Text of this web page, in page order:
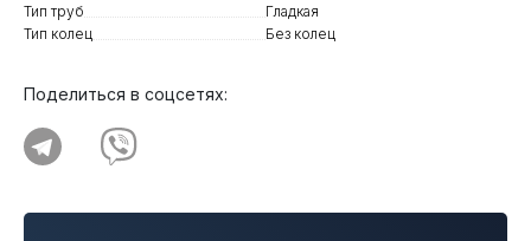
Тип труб
Гладкая
Тип колец
Без колец
Поделиться в соцсетях: